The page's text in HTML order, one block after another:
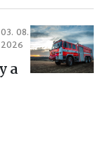
03. 08.
2026
a